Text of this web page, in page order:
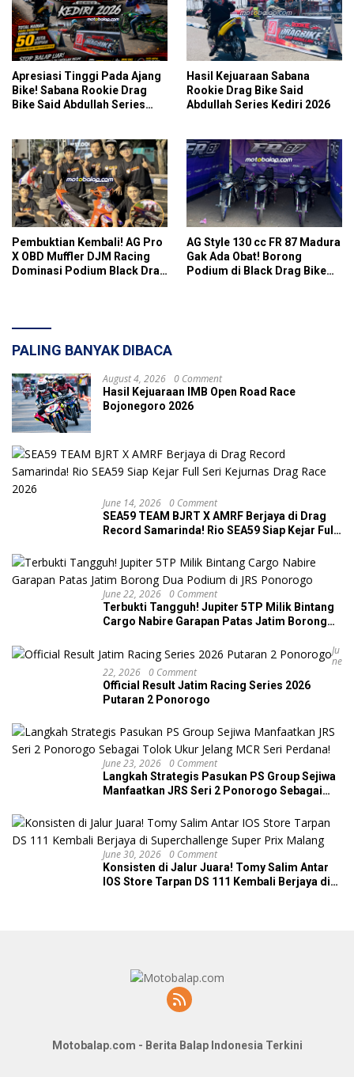
Apresiasi Tinggi Pada Ajang
Bike! Sabana Rookie Drag
Bike Said Abdullah Series
Kediri
Hasil Kejuaraan Sabana
Rookie Drag Bike Said
Abdullah Series Kediri 2026
Pembuktian Kembali! AG Pro
X OBD Muffler DJM Racing
Dominasi Podium Black Drag
AG Style 130 cc FR 87 Madura
Gak Ada Obat! Borong
Podium di Black Drag Bike
PALING BANYAK DIBACA
August 4, 2026 0 Comment
Hasil Kejuaraan IMB Open Road Race
Bojonegoro 2026
June 14, 2026 0 Comment
SEA59 TEAM BJRT X AMRF Berjaya di Drag
Record Samarinda! Rio SEA59 Siap Kejar Full
June 22, 2026 0 Comment
Terbukti Tangguh! Jupiter 5TP Milik Bintang
Cargo Nabire Garapan Patas Jatim Borong
Ju
Ne
22, 2026 0 Comment
Official Result Jatim Racing Series 2026
Putaran 2 Ponorogo
June 23, 2026 0 Comment
Langkah Strategis Pasukan PS Group Sejiwa
Manfaatkan JRS Seri 2 Ponorogo Sebagai
June 30, 2026 0 Comment
Konsisten di Jalur Juara! Tomy Salim Antar
IOS Store Tarpan DS 111 Kembali Berjaya di
Motobalap.com - Berita Balap Indonesia Terkini